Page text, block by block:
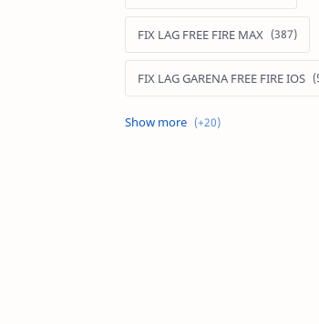
FIX LAG FREE FIRE MAX
FIX LAG GARENA FREE FIRE IOS
FIX LAG LIÊN QUÂN MOBILE